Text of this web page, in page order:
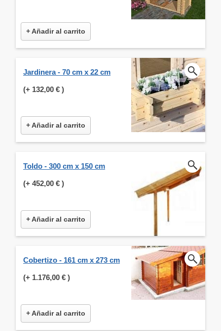
+ Añadir al carrito
Jardinera - 70 cm x 22 cm
(+ 132,00 € )
+ Añadir al carrito
Toldo - 300 cm x 150 cm
(+ 452,00 € )
+ Añadir al carrito
Cobertizo - 161 cm x 273 cm
(+ 1.176,00 € )
+ Añadir al carrito